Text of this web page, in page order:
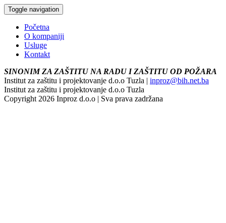
Toggle navigation
Početna
O kompaniji
Usluge
Kontakt
SINONIM ZA ZAŠTITU NA RADU I ZAŠTITU OD POŽARA
Institut za zaštitu i projektovanje d.o.o Tuzla | inproz@bih.net.ba
Institut za zaštitu i projektovanje d.o.o Tuzla
Copyright 2026 Inproz d.o.o | Sva prava zadržana